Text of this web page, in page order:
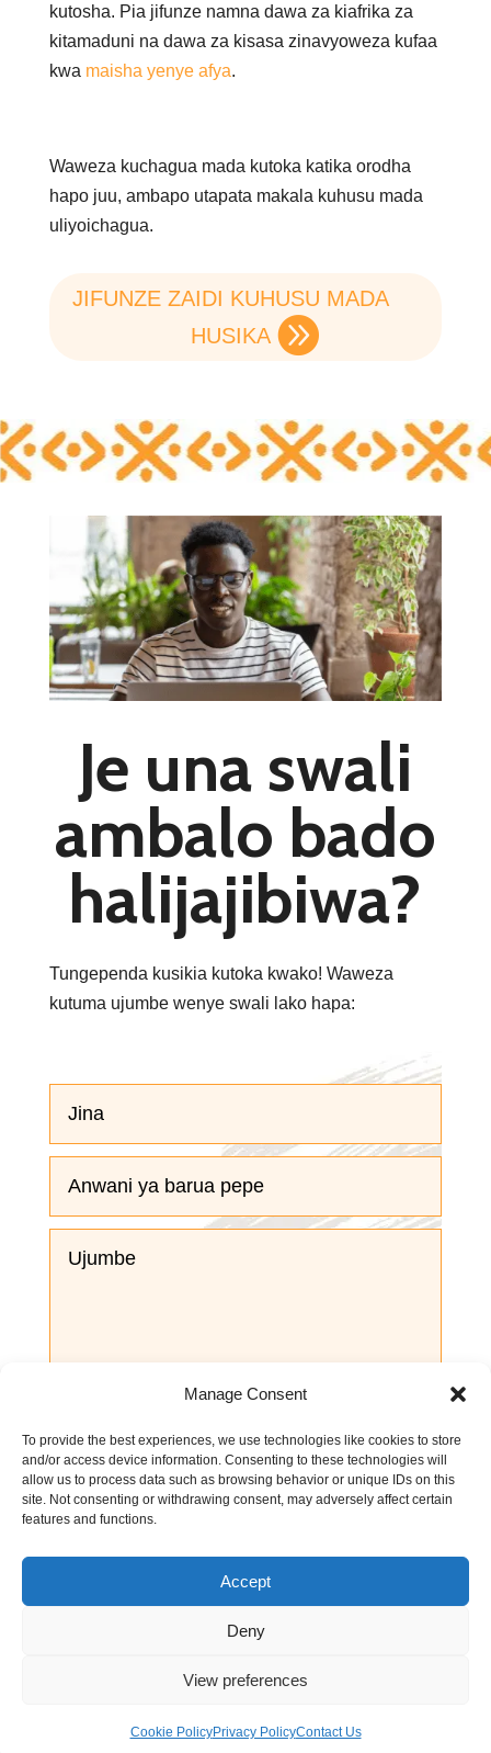
Manage Consent
To provide the best experiences, we use technologies like cookies to store
and/or access device information. Consenting to these technologies will
allow us to process data such as browsing behavior or unique IDs on this
site. Not consenting or withdrawing consent, may adversely affect certain
features and functions.
Accept
Deny
View preferences
Cookie PolicyPrivacy PolicyContact Us
kutosha. Pia jifunze namna dawa za kiafrika za
kitamaduni na dawa za kisasa zinavyoweza kufaa
kwa maisha yenye afya.
Waweza kuchagua mada kutoka katika orodha
hapo juu, ambapo utapata makala kuhusu mada
uliyoichagua.
JIFUNZE ZAIDI KUHUSU MADA
HUSIKA
Je una swali
ambalo bado
halijajibiwa?
Tungependa kusikia kutoka kwako! Waweza
kutuma ujumbe wenye swali lako hapa:
Tuma ombi la maombi
Anza Mafunzo ya Biblia
Mtandaoni